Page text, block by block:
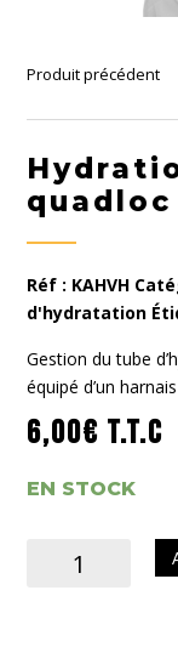
Produit précédent
Réf : KAHVH
d'hydratation
Gestion du tube
équipé d’un
6,00€ T.T.C
EN STOCK
quantité